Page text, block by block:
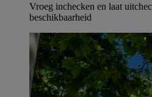
Vroeg inchecken en laat
beschikbaarheid